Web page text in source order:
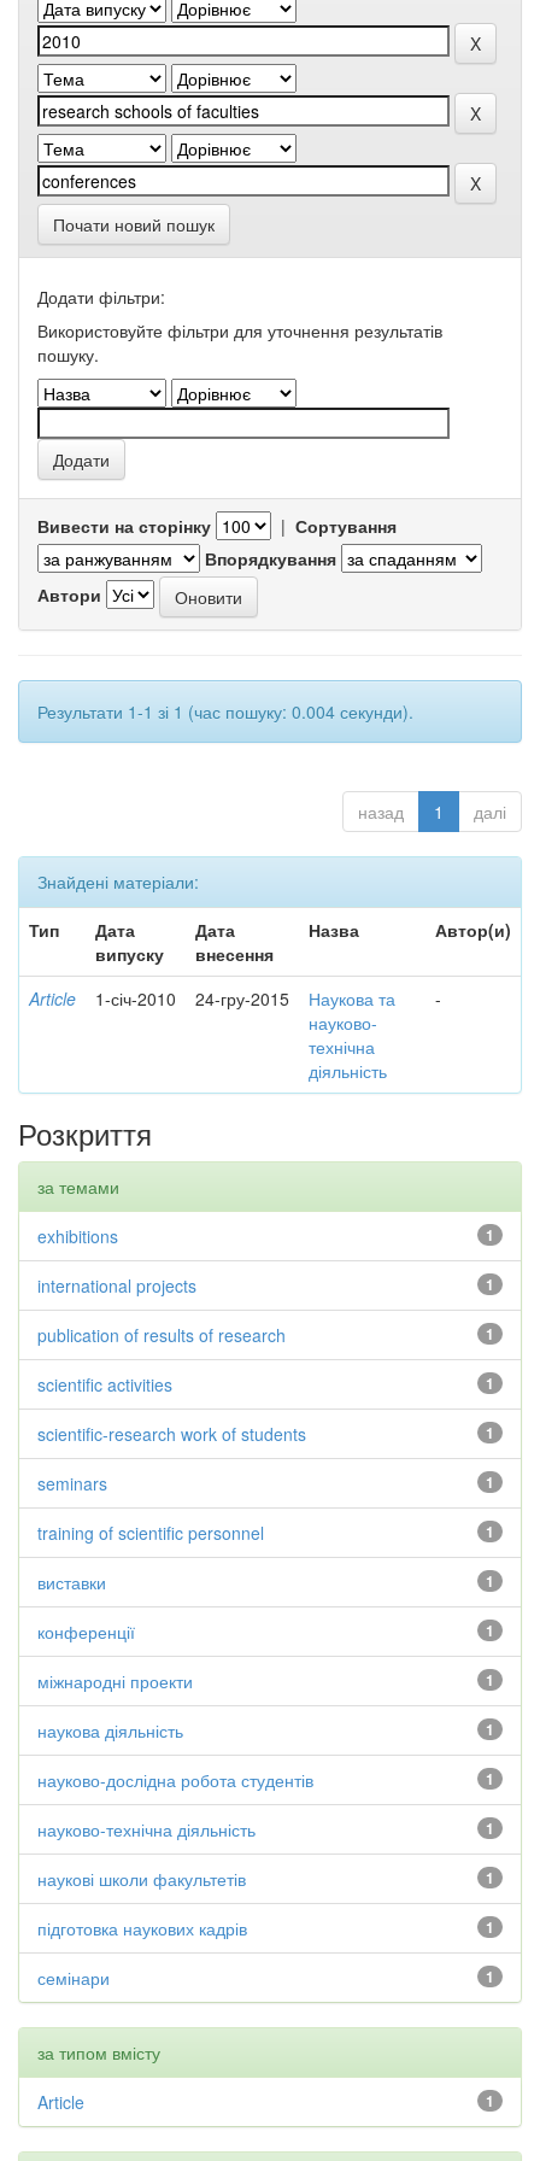
Почати новий пошук
Додати фільтри:
Використовуйте фільтри для уточнення результатів
пошуку.
Вивести на сторінку | Сортування
Впорядкування
Автори
Результати 1-1 зі 1 (час пошуку: 0.004 секунди).
назад 1 далі
Знайдені матеріали:
Тип
Дата
випуску
Дата
внесення
Назва Автор(и)
Article 1-січ-2010 24-гру-2015
Наукова та
науково-
технічна
діяльність
-
Розкриття
за темами
1
exhibitions
1
international projects
1
publication of results of research
1
scientific activities
1
scientific-research work of students
1
seminars
1
training of scientific personnel
1
виставки
1
конференції
1
міжнародні проекти
1
наукова діяльність
1
науково-дослідна робота студентів
1
науково-технічна діяльність
1
наукові школи факультетів
1
підготовка наукових кадрів
1
семінари
за типом вмісту
1
Article